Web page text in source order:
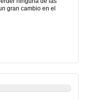
gran cambio en el